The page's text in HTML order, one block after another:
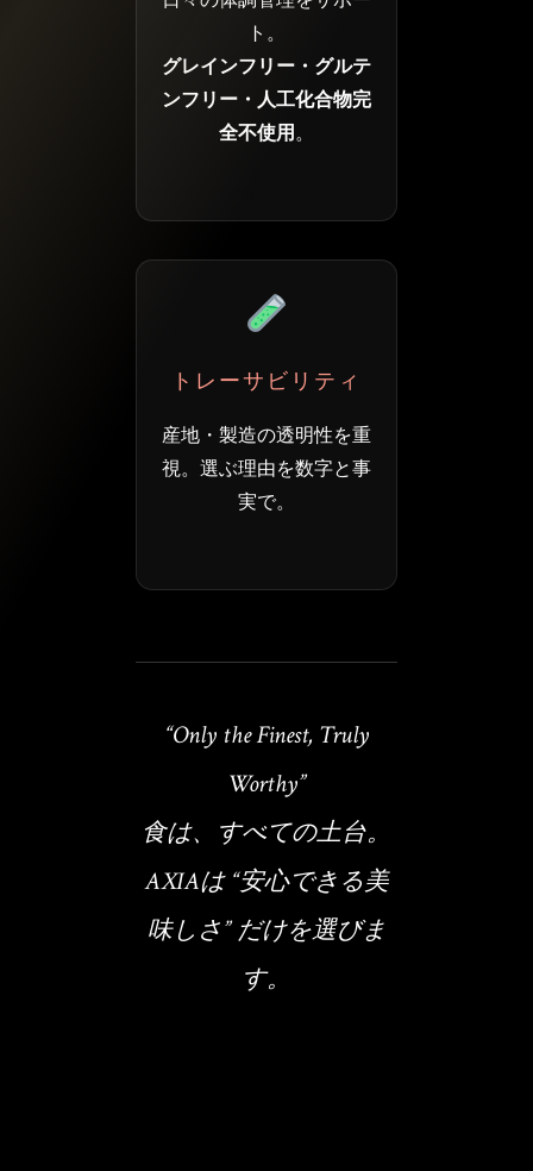
ト。
グレインフリー・グルテ
ンフリー・人工化合物完
全不使用。
トレーサビリティ
産地・製造の透明性を重
視。選ぶ理由を数字と事
実で。
“Only the Finest, Truly
Worthy”
食は、すべての土台。
AXIAは “安心できる美
味しさ” だけを選びま
す。